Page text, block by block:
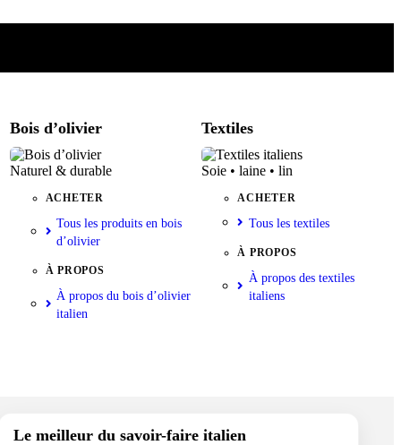
Bois d’olivier
Naturel & durable
ACHETER
Tous les produits en bois
d’olivier
À PROPOS
À propos du bois d’olivier
italien
Textiles
Soie • laine • lin
ACHETER
Tous les textiles
À PROPOS
À propos des textiles
italiens
Le meilleur du savoir-faire italien